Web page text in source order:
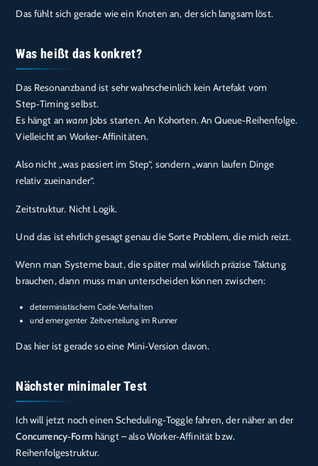
Das fühlt sich gerade wie ein Knoten an, der sich langsam löst.
Was heißt das konkret?
Das Resonanzband ist sehr wahrscheinlich kein Artefakt vom
Step‑Timing selbst.
Es hängt anwannJobs starten. An Kohorten. An Queue‑Reihenfolge.
Vielleicht an Worker‑Affinitäten.
Also nicht „was passiert im Step“, sondern „wann laufen Dinge
relativ zueinander“.
Zeitstruktur. Nicht Logik.
Und das ist ehrlich gesagt genau die Sorte Problem, die mich reizt.
Wenn man Systeme baut, die später mal wirklich präzise Taktung
brauchen, dann muss man unterscheiden können zwischen:
deterministischem Code‑Verhalten
und emergenter Zeitverteilung im Runner
Das hier ist gerade so eine Mini‑Version davon.
Nächster minimaler Test
Ich will jetzt noch einen Scheduling‑Toggle fahren, der näher an der
Concurrency‑Form hängt – also Worker‑Affinität bzw.
Reihenfolgestruktur.